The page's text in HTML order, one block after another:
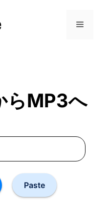
メ
らMP3へ
Paste